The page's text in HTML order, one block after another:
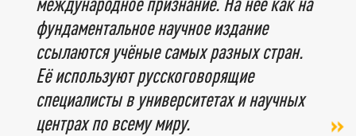
фундаментальное научное издание
ссылаются учёные самых разных стран.
Её используют русскоговорящие
специалисты в университетах и научных
центрах по всему миру.